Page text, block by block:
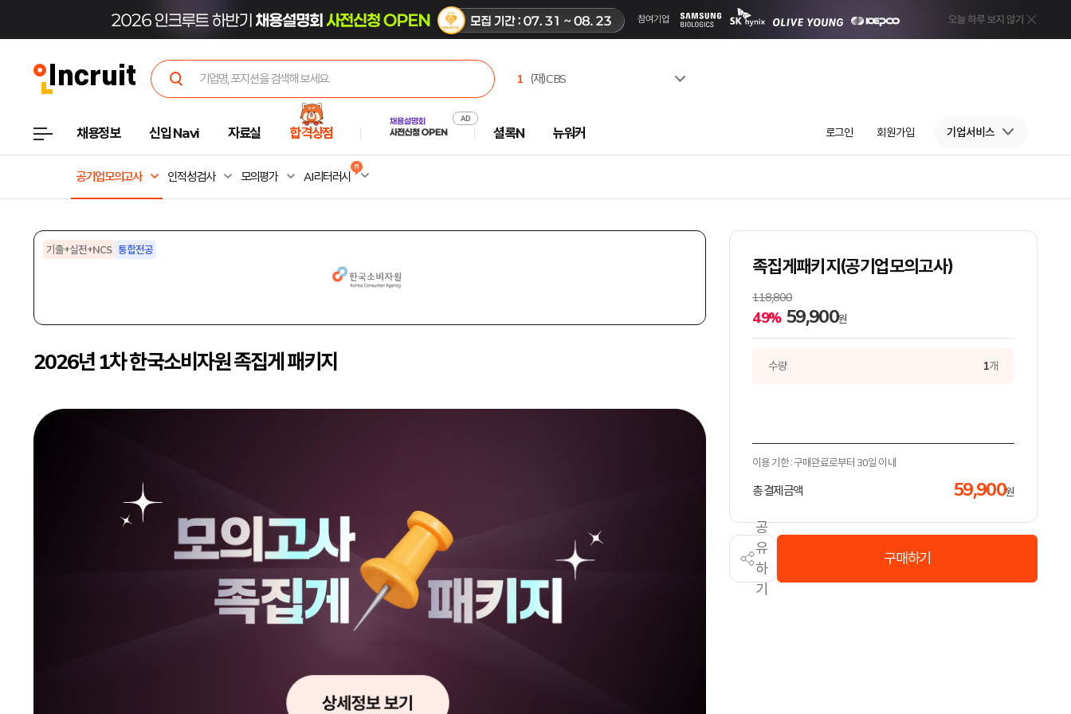
1 (재)CBS
4
주식회사 캠코에프엠씨
5 한국수력원자력(주)
9 중앙대학교
채용정보 신입 Navi 자료실 합격상점 셜록N 뉴워커 로그인 회원가입 기업서비스
공기업모의고사 인적성검사 모의평가 AI리터러시
기출+실전+NCS 통합전공
2026년 1차 한국소비자원 족집게 패키지
족집게패키지(공기업모의고사)
118,800
49% 59,900원
수량 1개
이용 기한 : 구매완료로부터 30일 이내
총 결제 금액 59,900원
공
유
하
기
구매하기